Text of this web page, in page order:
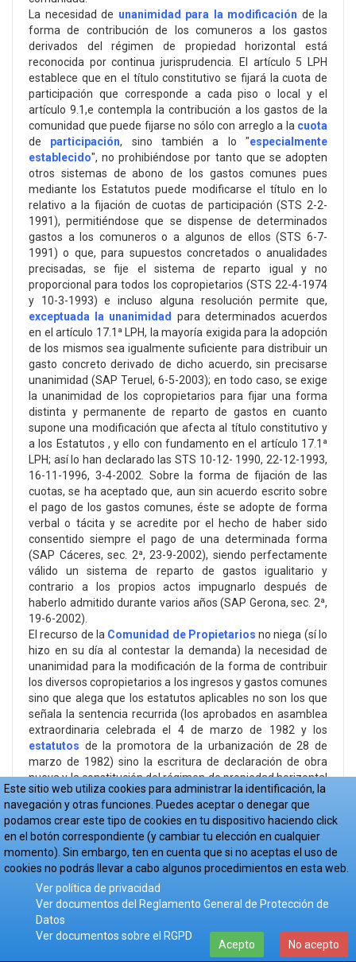
La necesidad de unanimidad para la modificación de la
forma de contribución de los comuneros a los gastos
derivados del régimen de propiedad horizontal está
reconocida por continua jurisprudencia. El artículo 5 LPH
establece que en el título constitutivo se fijará la cuota de
participación que corresponde a cada piso o local y el
artículo 9.1,e contempla la contribución a los gastos de la
comunidad que puede fijarse no sólo con arreglo a la cuota
de participación, sino también a lo "especialmente
establecido", no prohibiéndose por tanto que se adopten
otros sistemas de abono de los gastos comunes pues
mediante los Estatutos puede modificarse el título en lo
relativo a la fijación de cuotas de participación (STS 2-2-
1991), permitiéndose que se dispense de determinados
gastos a los comuneros o a algunos de ellos (STS 6-7-
1991) o que, para supuestos concretados o anualidades
precisadas, se fije el sistema de reparto igual y no
proporcional para todos los copropietarios (STS 22-4-1974
y 10-3-1993) e incluso alguna resolución permite que,
exceptuada la unanimidad
para determinados acuerdos
en el artículo 17.1ª LPH, la mayoría exigida para la adopción
de los mismos sea igualmente suficiente para distribuir un
gasto concreto derivado de dicho acuerdo, sin precisarse
unanimidad (SAP Teruel, 6-5-2003); en todo caso, se exige
la unanimidad de los copropietarios para fijar una forma
distinta y permanente de reparto de gastos en cuanto
supone una modificación que afecta al título constitutivo y
a los Estatutos , y ello con fundamento en el artículo 17.1ª
LPH; así lo han declarado las STS 10-12- 1990, 22-12-1993,
16-11-1996, 3-4-2002. Sobre la forma de fijación de las
cuotas, se ha aceptado que, aun sin acuerdo escrito sobre
el pago de los gastos comunes, éste se adopte de forma
verbal o tácita y se acredite por el hecho de haber sido
consentido siempre el pago de una determinada forma
(SAP Cáceres, sec. 2ª, 23-9-2002), siendo perfectamente
válido un sistema de reparto de gastos igualitario y
contrario a los propios actos impugnarlo después de
haberlo admitido durante varios años (SAP Gerona, sec. 2ª,
19-6-2002).
El recurso de la Comunidad de Propietarios no niega (sí lo
hizo en su día al contestar la demanda) la necesidad de
unanimidad para la modificación de la forma de contribuir
los diversos copropietarios a los ingresos y gastos comunes
sino que alega que los estatutos aplicables no son los que
señala la sentencia recurrida (los aprobados en asamblea
extraordinaria celebrada el 4 de marzo de 1982 y los
estatutos de la promotora de la urbanización de 28 de
marzo de 1982) sino la escritura de declaración de obra
nueva y la constitución del régimen de propiedad horizontal
de fecha 25 de mayo de 1981 que no han sido modificados
en debida forma y que en las asambleas celebradas en
1982 no se adoptó válidamente un acuerdo que impusiera
la igualdad en la contribución de los comuneros a los gastos
por lo que no existe ninguna norma estatutaria que
imponga el sistema igualitario como forma de contribución
a losgastos comunes.
Tal cuestión rebasa el objeto del proceso fijado en la
demanda por cuanto la parte demandada no ha formulado
reconvención a fin de determinar cuál sea el sistema que
debe regir para la contribución de los comuneros en los
Este sitio web utiliza cookies para administrar la identificación, la
navegación y otras funciones. Puedes aceptar o denegar que
podamos crear este tipo de cookies en tu dispositivo haciendo click
en el botón correspondiente (y cambiar tu elección en cualquier
momento). Sin embargo, ten en cuenta que si no aceptas el uso de
cookies no podrás llevar a cabo algunos procedimientos en esta web.
Ver política de privacidad
Ver documentos del Reglamento General de Protección de
Datos
Ver documentos sobre el RGPD
No acepto
Acepto